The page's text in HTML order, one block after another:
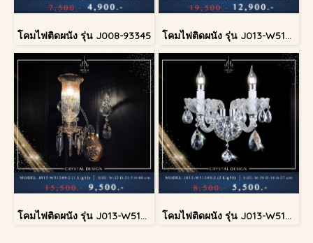
โคมไฟติดผนัง รุ่น J008-93345 โคมไฟติดผนัง รุ่น J013-W51601/2
โคมไฟติดผนัง รุ่น J013-W51349/2 โคมไฟติดผนัง รุ่น J013-W51349/2